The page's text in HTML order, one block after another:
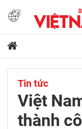
Tin tức
Việt
thành